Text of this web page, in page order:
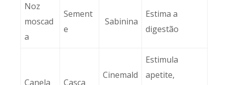
Noz
moscad
a
Sement
e
Sabinina
Estima a
digestão
Canela Casca
Cinemald
Estimula
apetite,